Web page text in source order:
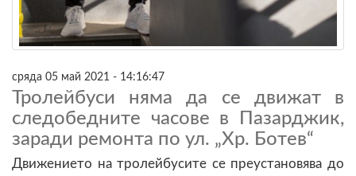
сряда 05 май 2021 - 14:16:47
Тролейбуси няма да се движат в
следобедните часове в Пазарджик,
заради ремонта по ул. „Хр. Ботев“
Движението на тролейбусите се преустановява до